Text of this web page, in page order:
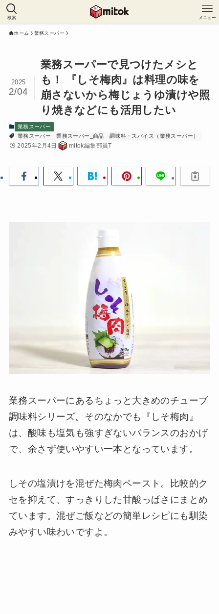
検索 メニュー
ホーム 業務スーパー
業務スーパーで見つけたメシと
も！ 『しそ梅肉』は料理の味を
崩さないから梅じょうゆ漬けや照
り焼きなどにも活用したい
2025
2/04
業務スーパー
業務スーパー
業務スーパー_商品 調味料・スパイス（業務スーパー）
2025年2月4日 mitok編集部員T
業務スーパーにあるちょっと大きめのチューブ
調味料シリーズ。そのなかでも『しそ梅肉』
は、酸味も塩気も強すぎないバランスのおかげ
で、余さず使いやすい一本となっています。
しその塩漬けを混ぜた梅肉ペースト。比較的ク
セを抑えて、すっきりした甘酸っぱさにまとめ
ています。混ぜご飯などの簡単レシピにも馴染
みやすい味わいですよ。